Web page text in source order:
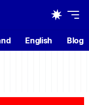
English Blog